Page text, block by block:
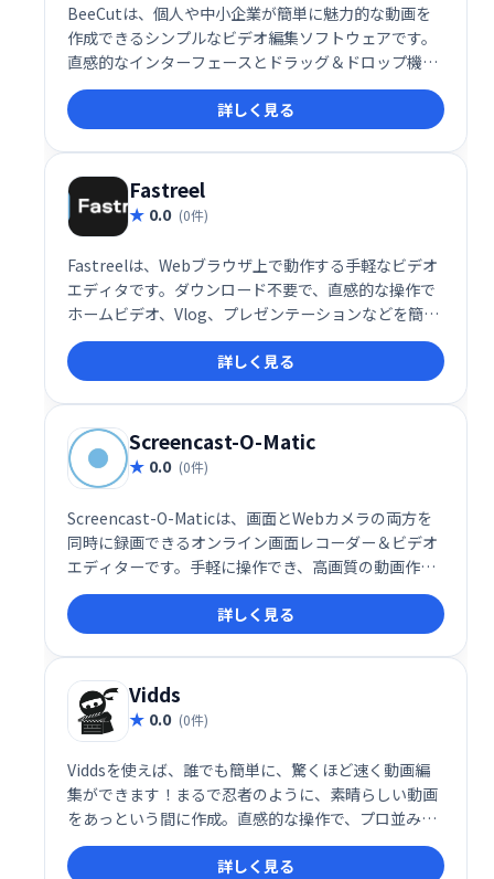
BeeCutは、個人や中小企業が簡単に魅力的な動画を
作成できるシンプルなビデオ編集ソフトウェアです。
直感的なインターフェースとドラッグ＆ドロップ機能
で、初心者でも6:9、4:3など様々なアスペクト比の動
画編集が可能です。カット、削除、マージなどの機能
も備え、数クリックで高品質な動画制作を実現しま
す。
詳しく見る
Fastreel
0.0 (0件)
Fastreelは、Webブラウザ上で動作する手軽なビデオ
エディタです。ダウンロード不要で、直感的な操作で
ホームビデオ、Vlog、プレゼンテーションなどを簡単
に作成できます。学校や職場での利用に最適なツール
として、素早く高品質な動画編集を実現します。複雑
な操作は不要で、初心者でも簡単に利用可能です。
詳しく見る
Screencast-O-Matic
0.0 (0件)
Screencast-O-Maticは、画面とWebカメラの両方を
同時に録画できるオンライン画面レコーダー＆ビデオ
エディターです。手軽に操作でき、高画質の動画作成
をサポート。オンライン学習、プレゼンテーション、
チュートリアル動画制作などに最適です。
詳しく見る
Vidds
0.0 (0件)
Viddsを使えば、誰でも簡単に、驚くほど速く動画編
集ができます！まるで忍者のように、素晴らしい動画
をあっという間に作成。直感的な操作で、プロ並みの
仕上がりを実現しましょう！ Viddsで、動画編集の概
念を覆しましょう！
詳しく見る